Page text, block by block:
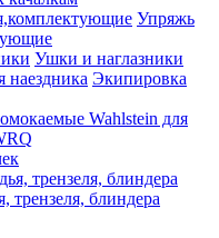
Упряжь
Ушки и наглазники
Экипировка
Wahlstein для
трензеля, блиндера